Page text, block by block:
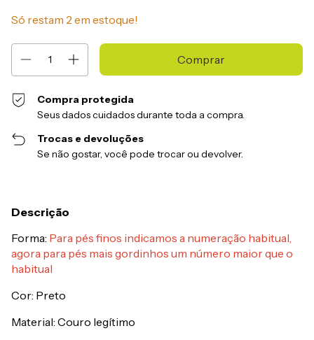
Só restam 2 em estoque!
Compra protegida
Seus dados cuidados durante toda a compra.
Trocas e devoluções
Se não gostar, você pode trocar ou devolver.
Descrição
Forma: Para pés finos indicamos a numeração habitual,
agora para pés mais gordinhos um número maior que o
habitual
Cor: Preto
Material: Couro legítimo